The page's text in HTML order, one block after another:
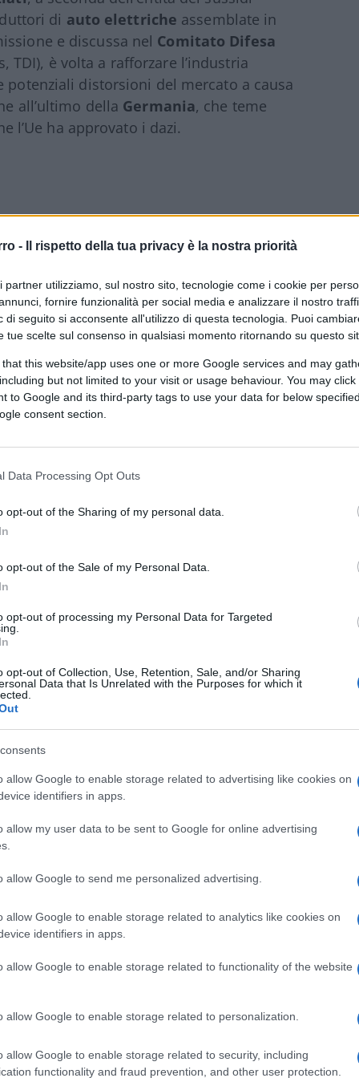
- Il rispetto della tua privacy è la nostra priorità
partner utilizziamo, sul nostro sito, tecnologie come i cookie per
fornire funzionalità per social media e analizzare il nostro
di seguito si acconsente all'utilizzo di questa tecnologia. Puoi
tue scelte sul consenso in qualsiasi momento ritornando su questo
that this website/app uses one or more Google services and may
but not limited to your visit or usage behaviour. You may
to Google and its third-party tags to use your data for below
consent section.
Data Processing Opt Outs
opt-out of the Sharing of my personal data.
opt-out of the Sale of my Personal Data.
opt-out of processing my Personal Data for Targeted
opt-out of Collection, Use, Retention, Sale, and/or Sharing
Data that Is Unrelated with the Purposes for which it
allow Google to enable storage related to advertising like cookies on
identifiers in apps.
allow my user data to be sent to Google for online advertising
allow Google to send me personalized advertising.
allow Google to enable storage related to analytics like cookies on
identifiers in apps.
allow Google to enable storage related to functionality of the website
allow Google to enable storage related to personalization.
allow Google to enable storage related to security, including
functionality and fraud prevention, and other user protection.
di auto elettriche assemblate in
e discussa nel Comitato Difesa
TDI), è volta a rafforzare l’industria
distorsioni del mercato a causa
all’ultimo della Germania, che teme
l’Ue ha approvato i dazi.
un ruolo centrale, in quanto la
raggiunga
una maggioranza
a ieri parlavano di un sostegno
direttamente dal Ministro degli Esteri,
la Germania abbia espresso un voto
della Bertelsmann Stiftung di Berlino, ha
affermando che “il ‘nein’ tedesco ai
che la diagnosi di Mario Draghi è
produttore di auto sono d’accordo su
allora l’Ue non ha alcuna strategia
c*** eravate quando lo dicevamo?
gli Stati Membri non è stata raggiunta.
a favore della proposta (Italia,
Danimarca, Estonia, Lituania e
Ungheria, Malta, Slovenia e Slovacchia),
Ceca, Finlandia, Grecia, Spagna,
Romania e Svezia). Questo esito,
che la Commissione è ora libera
applicare il regolamento, che è stato
né un voto a favore, né un voto
Ma questo lascia ora la decisione nelle
porterà avanti la sua proposta di
dalla Cina ha ottenuto il supporto
delle tariffe – spiega Bruxelles in
la conclusione dell’indagine anti-
Ursula von der Leyen aveva denunciato